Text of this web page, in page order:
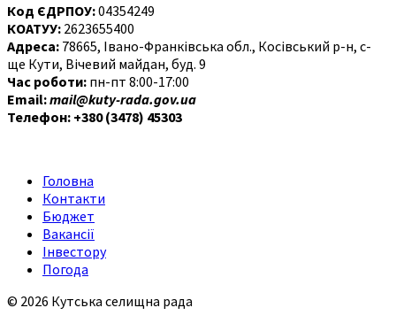
Код ЄДРПОУ:04354249
КОАТУУ: 2623655400
Адреса: 78665, Івано-Франківська обл., Косівський р-н, с-
ще Кути, Вічевий майдан, буд. 9
Час роботи: пн-пт 8:00-17:00
Email:mail@kuty-rada.gov.ua
Телефон: +380 (3478) 45303
Головна
Контакти
Бюджет
Вакансії
Інвестору
Погода
© 2026 Кутська селищна рада